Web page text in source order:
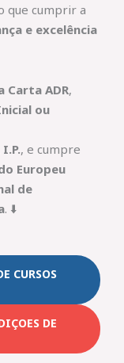
que cumprir a
e excelência
Carta ADR,
ou
, e cumpre
Europeu
de
. ⬇️
CURSOS
DE